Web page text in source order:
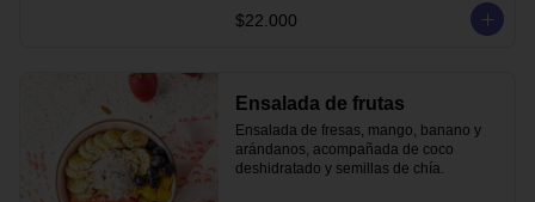
$22.000
Ensalada de frutas
Ensalada de fresas, mango, banano y
arándanos, acompañada de coco
deshidratado y semillas de chía.